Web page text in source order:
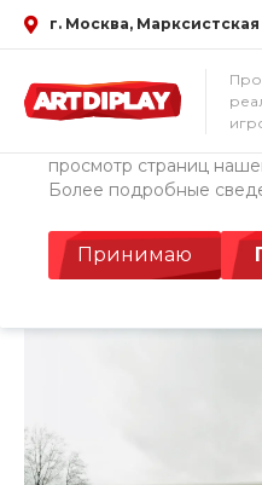
Мы используем файлы
просмотр страниц
Более подробные
Принимаю
г. Москва, Марксистская
Главная / Проекты / Парк
Парк